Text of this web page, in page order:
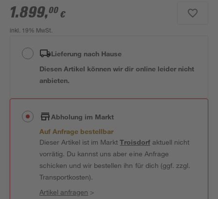
1.899,00 €
inkl. 19% MwSt.
Lieferung nach Hause
Diesen Artikel können wir dir online leider nicht
anbieten.
Abholung im Markt
Auf Anfrage bestellbar
Dieser Artikel ist im MarktTroisdorfaktuell nicht
vorrätig. Du kannst uns aber eine Anfrage
schicken und wir bestellen ihn für dich (ggf. zzgl.
Transportkosten).
Artikel anfragen >